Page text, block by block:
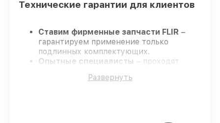
Технические гарантии для клиентов
Ставим фирменные запчасти FLIR –
гарантируем применение только
подлинных комплектующих.
Опытные специалисты – проходят
уровень их профессионализма.
Развернуть